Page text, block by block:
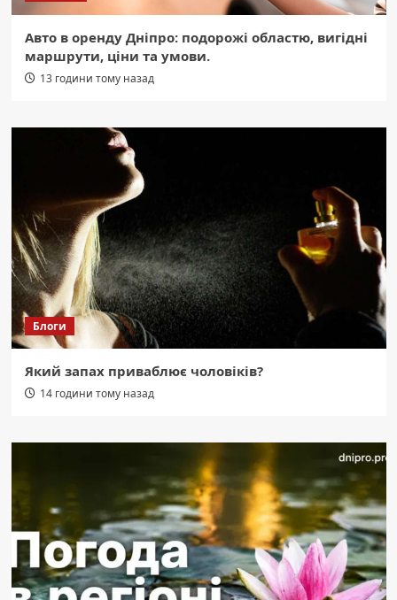
Авто в оренду Дніпро: подорожі областю, вигідні
маршрути, ціни та умови.
13 години тому назад
Блоги
Який запах приваблює чоловіків?
14 години тому назад